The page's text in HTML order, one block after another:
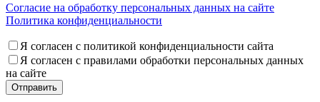
Согласие на обработку персональных данных на сайте
Политика конфиденциальности
Я согласен с политикой конфиденциальности сайта
Я согласен с правилами обработки персональных данных
на сайте